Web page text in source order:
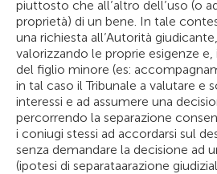
piuttosto che all’altro dell’uso (o
proprietà) di un bene. In tale
una richiesta all’Autorità
valorizzando le proprie esigenze
del figlio minore (es:
in tal caso il Tribunale a valutare e
interessi e ad assumere una
percorrendo la separazione
i coniugi stessi ad accordarsi sul
senza demandare la decisione ad
(ipotesi di separataarazione